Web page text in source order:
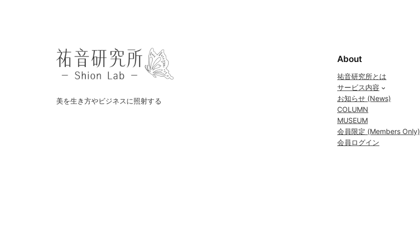
美を生き方やビジネスに照射する
About
祐音研究所とは
サービス内容
お知らせ (News)
COLUMN
MUSEUM
会員限定 (Members Only)
会員ログイン